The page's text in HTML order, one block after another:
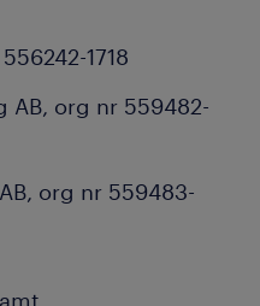
1718
AB, org nr 559482-
org nr 559483-